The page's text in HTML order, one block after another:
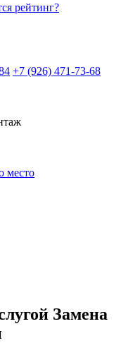
рейтинг?
+7 (926) 471-73-68
место
Замена